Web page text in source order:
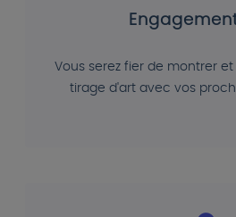
Vous serez fier de montrer
tirage d'art avec vos